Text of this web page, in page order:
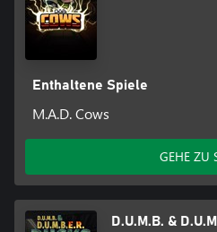
Enthaltene Spiele
M.A.D. Cows
GEHE ZU
D.U.M.B. &